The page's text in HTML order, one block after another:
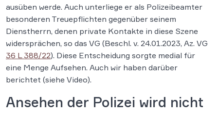
ausüben werde. Auch unterliege er als Polizeibeamter
besonderen Treuepflichten gegenüber seinem
Dienstherrn, denen private Kontakte in diese Szene
widersprächen, so das VG (Beschl. v. 24.01.2023, Az. VG
36 L 388/22). Diese Entscheidung sorgte medial für
eine Menge Aufsehen. Auch wir haben darüber
berichtet (siehe Video).
Ansehen der Polizei wird nicht